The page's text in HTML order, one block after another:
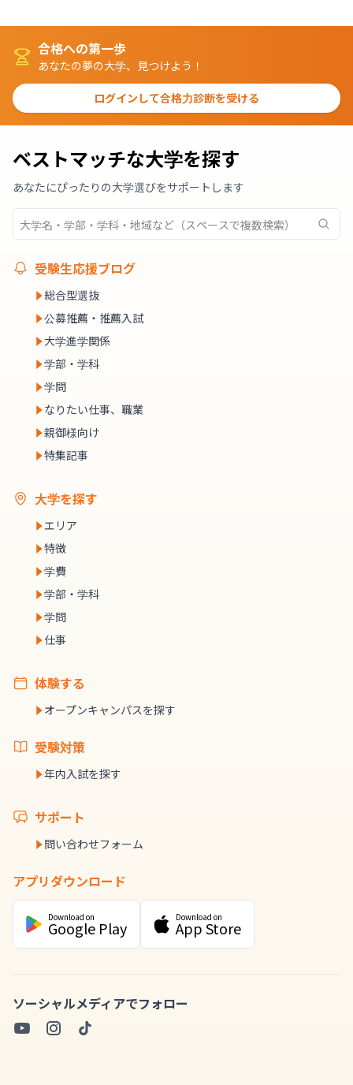
合格への第一歩
あなたの夢の大学、見つけよう！
ログインして合格力診断を受ける
ベストマッチな大学を探す
あなたにぴったりの大学選びをサポートします
受験生応援ブログ
総合型選抜
公募推薦・推薦入試
大学進学関係
学部・学科
学問
なりたい仕事、職業
親御様向け
特集記事
大学を探す
エリア
特徴
学費
学部・学科
学問
仕事
体験する
オープンキャンパスを探す
受験対策
年内入試を探す
サポート
問い合わせフォーム
アプリダウンロード
Download on
Google Play
Download on
App Store
ソーシャルメディアでフォロー